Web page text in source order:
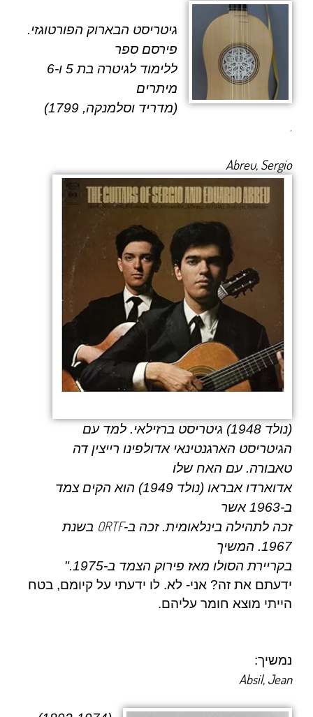
גיטריסט הבארוק הפורטוגזי.
פירסם ספר
ללימוד לגיטרה בת 5 ו-6
מיתרים
(מדריד וסלמנקה, 1799)
.
Abreu, Sergio
(נולד 1948) גיטריסט ברזילאי. למד עם
הגיטריסט הארגנטינאי אדולפינו רייצין דה
טאבורה. עם האח שלו
אדוארדו אבראו (נולד 1949) הוא הקים צמד
ב-1963 אשר
זכה לתהילה בינלאומית. זכה ב-ORTF בשנת
1967. המשיך
בקריירת הסולו מאז פירוק הצמד ב-1975.
"
ידעתם את זה? אני- לא. לו ידעתי על קיומם, בטח
הייתי מוצא חומר עליהם.
נמשיך:
Absil, Jean